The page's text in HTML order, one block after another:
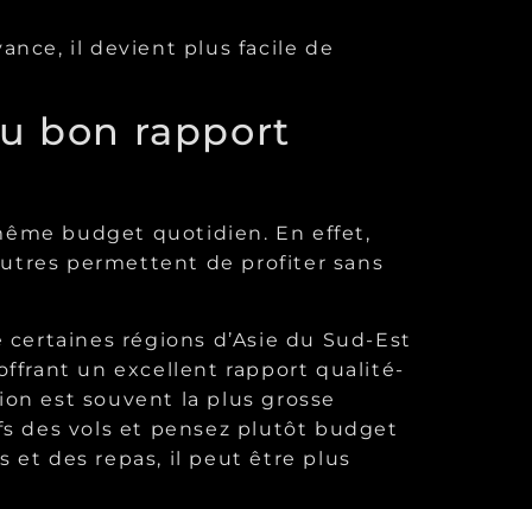
il devient plus facile de
bon rapport
budget quotidien. En effet,
permettent de profiter sans
régions d’Asie du Sud-Est
un excellent rapport qualité-
est souvent la plus grosse
des vols et pensez plutôt budget
et des repas, il peut être plus